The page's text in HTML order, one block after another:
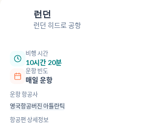
런던
런던 히드로 공항
비행 시간
10시간 20분
운항 빈도
매일 운항
운항 항공사
영국항공버진 아틀란틱
항공편 상세정보